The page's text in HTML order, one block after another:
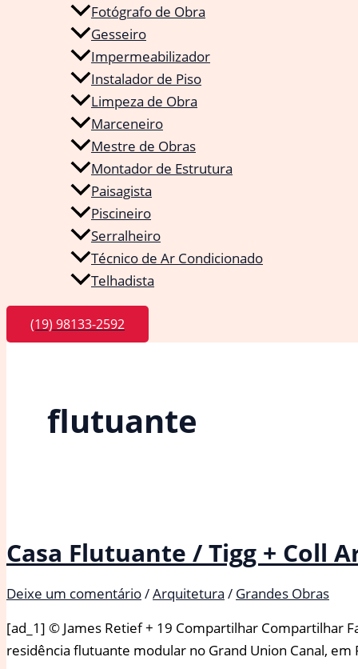
Fotógrafo de Obra
Gesseiro
Impermeabilizador
Instalador de Piso
Limpeza de Obra
Marceneiro
Mestre de Obras
Montador de Estrutura
Paisagista
Piscineiro
Serralheiro
Técnico de Ar Condicionado
Telhadista
(19) 98133-2592
flutuante
Casa Flutuante / Tigg + Coll
Deixe um comentário/Arquitetura / Grandes Obras
[ad_1] © James Retief + 19 Compartilhar Compartilhar
residência flutuante modular no Grand Union Canal,